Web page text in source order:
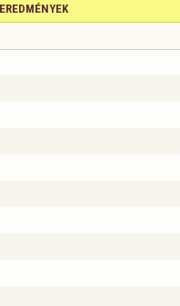
EREDMÉNYEK